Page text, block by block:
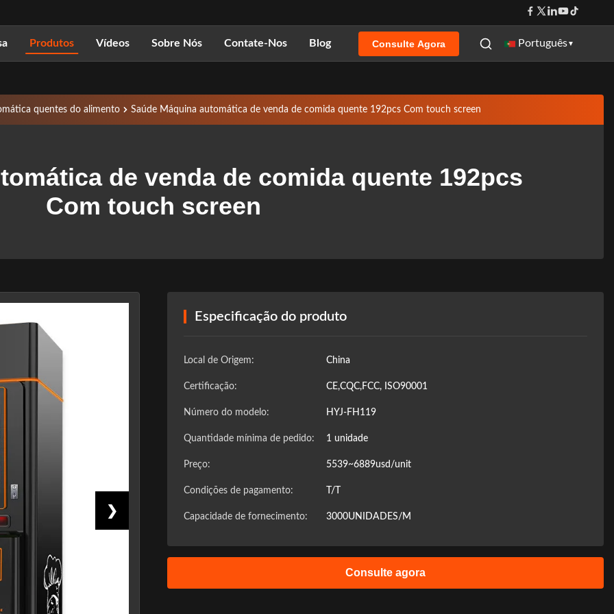
Produtos Vídeos Sobre Nós Contate-Nos Blog Consulte Agora Português ▼
quentes do alimento Saúde Máquina automática de venda de comida quente 192pcs Com touch screen
de venda de comida quente 192pcs
Com touch screen
❯
Especificação do produto
Local de Origem: China
Certificação: CE,CQC,FCC, ISO90001
Número do modelo: HYJ-FH119
Quantidade mínima de pedido: 1 unidade
Preço: 5539~6889usd/unit
Condições de pagamento: T/T
Capacidade de fornecimento: 3000UNIDADES/M
Consulte agora